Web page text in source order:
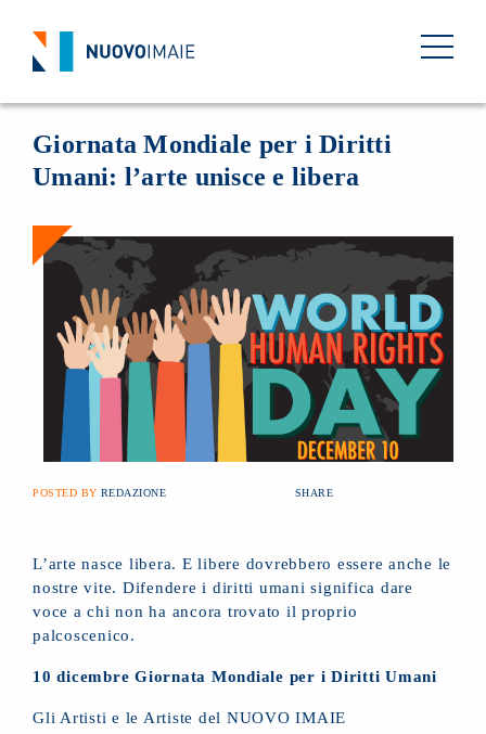
Giornata Mondiale per i Diritti
Umani: l’arte unisce e libera
POSTED BY REDAZIONE SHARE
L’arte nasce libera. E libere dovrebbero essere anche le
nostre vite. Difendere i diritti umani significa dare
voce a chi non ha ancora trovato il proprio
palcoscenico.
10 dicembre Giornata Mondiale per i Diritti Umani
Gli Artisti e le Artiste del NUOVO IMAIE